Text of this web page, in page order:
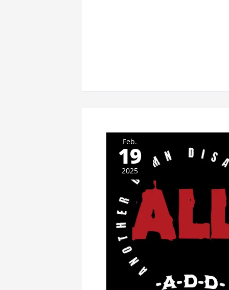
Feb.
19
2025